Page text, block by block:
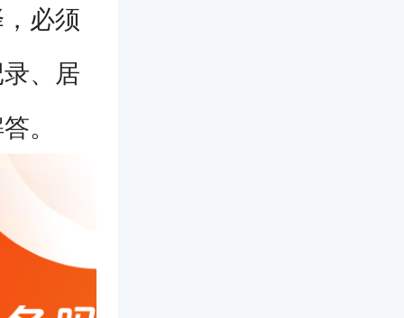
必须
、居
。